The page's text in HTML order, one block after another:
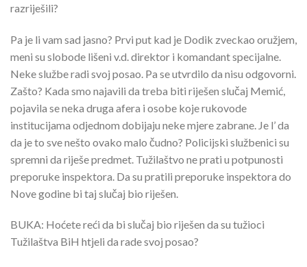
razriješili?
Pa je li vam sad jasno? Prvi put kad je Dodik zveckao oružjem,
meni su slobode lišeni v.d. direktor i komandant specijalne.
Neke službe radi svoj posao. Pa se utvrdilo da nisu odgovorni.
Zašto? Kada smo najavili da treba biti riješen slučaj Memić,
pojavila se neka druga afera i osobe koje rukovode
institucijama odjednom dobijaju neke mjere zabrane. Je l’ da
da je to sve nešto ovako malo čudno? Policijski službenici su
spremni da riješe predmet. Tužilaštvo ne prati u potpunosti
preporuke inspektora. Da su pratili preporuke inspektora do
Nove godine bi taj slučaj bio riješen.
BUKA: Hoćete reći da bi slučaj bio riješen da su tužioci
Tužilaštva BiH htjeli da rade svoj posao?